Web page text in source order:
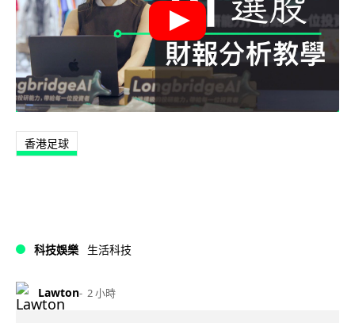
香港足球
科技娛樂 生活科技
Lawton 2 小時